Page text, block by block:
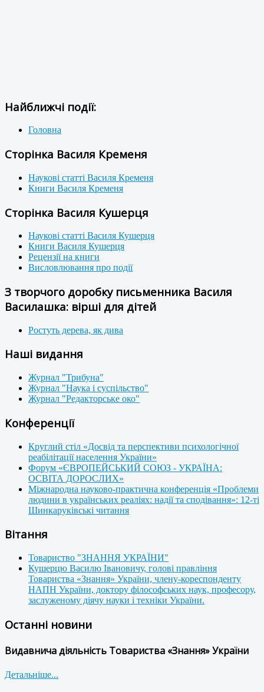
Найближчі події:
Головна
Сторінка Василя Кременя
Наукові статті Василя Кременя
Книги Василя Кременя
Сторінка Василя Кушерця
Наукові статті Василя Кушерця
Книги Василя Кушерця
Рецензії на книги
Висловлювання про події
З творчого доробку письменника Василя
Василашка: вірші для дітей
Ростуть дерева, як дива
Наші видання
Журнал "Трибуна"
Журнал "Наука і суспільство"
Журнал "Редакторське око"
Конференції
Круглий стіл «Досвід та перспективи психологічної
реабілітації населення України»
Форум «ЄВРОПЕЙСЬКИЙ СОЮЗ - УКРАЇНА:
ОСВІТА ДОРОСЛИХ»
Міжнародна науково-практична конференція «Проблеми
людини в українських реаліях: надії та сподівання»: 12-ті
Шинкаруківські читання
Вітання
Товариство "ЗНАННЯ УКРАЇНИ"
Кушерцю Василю Івановичу, голові правління
Товариства «Знання» України, члену-кореспонденту
НАПН України, доктору філософських наук, професору,
заслуженому діячу науки і техніки України.
Останні новини
Видавнича діяльність Товариства «Знання» України
Детальніше...